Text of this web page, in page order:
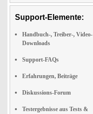
Support-Elemente:
Handbuch-, Treiber-, Video-
Downloads
Support-FAQs
Erfahrungen, Beiträge
Diskussions-Forum
Testergebnisse aus Tests &